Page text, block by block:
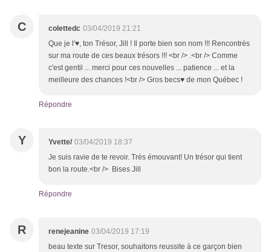
C colettedc 03/04/2019 21:21
Que je l'♥, ton Trésor, Jill ! Il porte bien son nom !!! Rencontrés
sur ma route de ces beaux trésors !!! <br /> .<br /> Comme
c'est gentil ... merci pour ces nouvelles ... patience ... et la
meilleure des chances !<br /> Gros becs♥ de mon Québec !
Répondre
Y Yvette/ 03/04/2019 18:37
Je suis ravie de te revoir. Très émouvant! Un trésor qui tient
bon la route.<br /> Bises Jill
Répondre
R renejeanine 03/04/2019 17:19
beau texte sur Tresor, souhaitons reussite à ce garçon bien